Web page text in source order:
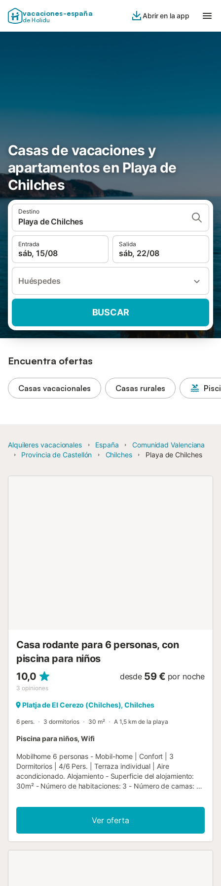
vacaciones-españa
de Holidu
Abrir en la app
Casas de vacaciones y
apartamentos en Playa de
Chilches
Destino
Playa de Chilches
Entrada
sáb, 15/08
Salida
sáb, 22/08
Huéspedes
BUSCAR
Encuentra ofertas
Casas vacacionales Casas rurales
Alquileres vacacionales España
Comunidad Valenciana
Provincia de Castellón
Chilches Playa de Chilches
Casa rodante para 6 personas, con
piscina para niños
10,0
3 opiniones
desde 59 € por noche
Platja de El Cerezo (Chilches), Chilches
6 pers. 3 dormitorios 30 m² A 1,5 km de la playa
Piscina para niños, Wifi
Mobilhome 6 personas - Mobil-home | Confort | 3
Dormitorios | 4/6 Pers. | Terraza individual | Aire
acondicionado. Alojamiento - Superficie del alojamiento:
30m² - Número de habitaciones: 3 - Número de camas: 6
descubierta: 12m² - 1 habitación: 1 cama doble - 1
habitación: 2 camas individuales - 1 habitación: 1 literas
para 2 personas - Edad del alojamiento: más de 10 años
Equipamiento adicional - Aire acondicionado reversible:
Ver oferta